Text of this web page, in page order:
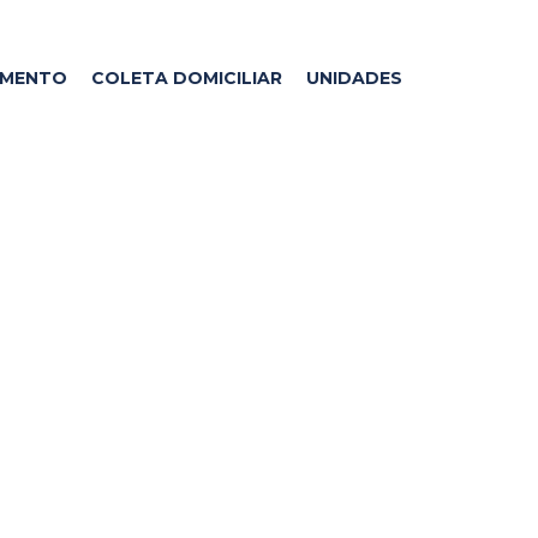
COLETA DOMICILIAR UNIDADES